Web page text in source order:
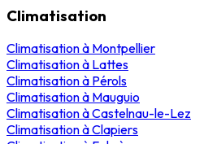
Climatisation
Climatisationà Montpellier
Climatisationà Lattes
Climatisationà Pérols
Climatisationà Mauguio
ClimatisationàCastelnau-le-Lez
ClimatisationàClapiers